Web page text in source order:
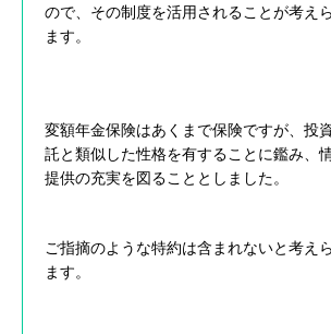
ので、その制度を活用されることが考え
ます。
変額年金保険はあくまで保険ですが、投
託と類似した性格を有することに鑑み、
提供の充実を図ることとしました。
ご指摘のような特約は含まれないと考え
ます。